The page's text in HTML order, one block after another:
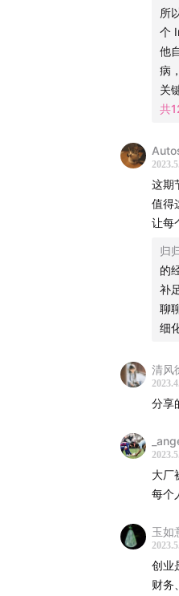
GV
来的
屏幕
刺客
于
碧公司
AVG游
型。
游戏
重构
下，
展。
康的
【未经允
所
个
他
病
关
共
这期
值得
让每
归
的
补
聊
细
清风
分享
大厂
每个
玉如
创业
财务